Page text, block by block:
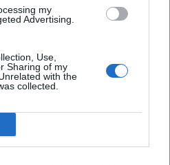
my
Advertising.
Use,
Sharing of my
with the
collected.
Müller
Von 2019 bis 2021 als